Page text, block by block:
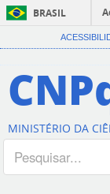
BRASIL
MINISTÉRIO DA